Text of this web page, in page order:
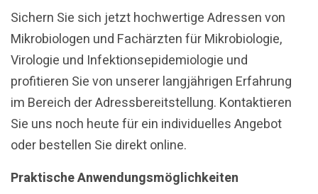
Sichern Sie sich jetzt hochwertige Adressen von
Mikrobiologen und Fachärzten für Mikrobiologie,
Virologie und Infektionsepidemiologie und
profitieren Sie von unserer langjährigen Erfahrung
im Bereich der Adressbereitstellung. Kontaktieren
Sie uns noch heute für ein individuelles Angebot
oder bestellen Sie direkt online.
Praktische Anwendungsmöglichkeiten